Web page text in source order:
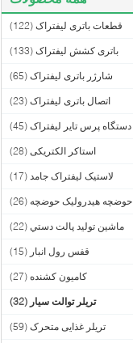
قطعات باتری لیفتراک (122)
باتری کشش لیفتراک (133)
شارژر باتری لیفتراک (65)
اتصال باتری لیفتراک (23)
دستگاه پرس تایر لیفتراک (45)
استاکر الکتریکی (28)
لاستیک لیفتراک جامد (17)
حوضچه هیدرولیک حوضچه (26)
ماشين توليد پالت دستي (22)
قفس رول انبار (15)
کامیون کشنده (27)
تریلر توالت سیار (32)
تریلر غذایی متحرک (59)